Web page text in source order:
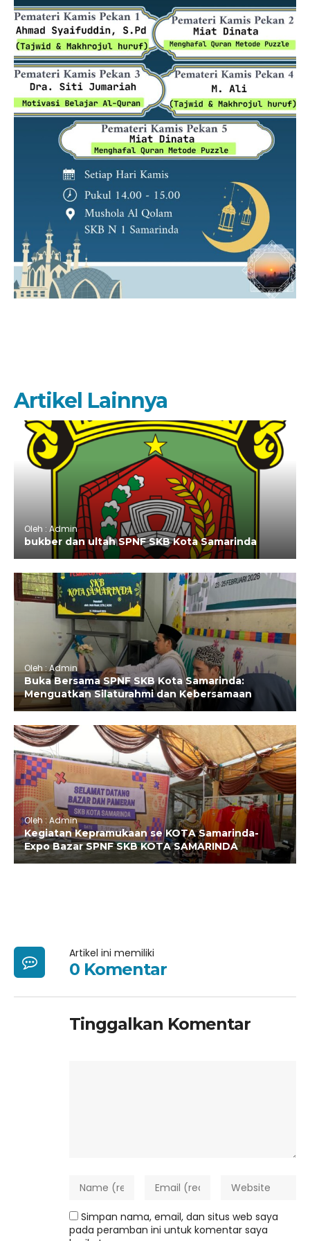
kurikulum skb kota samarinda20252026
JADWAL UJIAN SUMATIF TAHUN 2025/2026
Artikel Lainnya
Oleh : Admin
bukber dan ultah SPNF SKB Kota Samarinda
Oleh : Admin
Buka Bersama SPNF SKB Kota Samarinda:
Menguatkan Silaturahmi dan Kebersamaan
Oleh : Admin
Kegiatan Kepramukaan se KOTA Samarinda-
Expo Bazar SPNF SKB KOTA SAMARINDA
Artikel ini memiliki
0 Komentar
Tinggalkan Komentar
Simpan nama, email, dan situs web saya
pada peramban ini untuk komentar saya